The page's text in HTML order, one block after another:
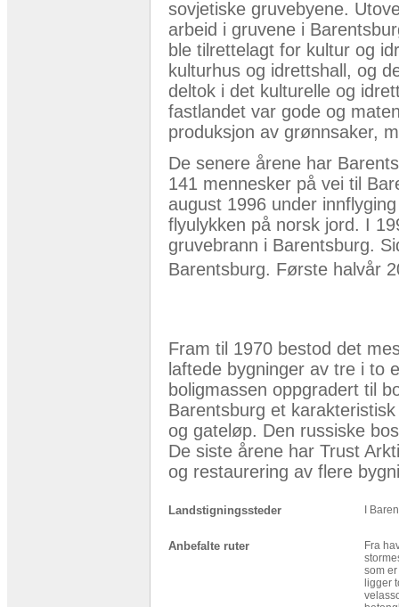
sovjetiske gruvebyene.
arbeid i gruvene i
ble tilrettelagt for kultur og
kulturhus og idrettshall, og
deltok i det kulturelle og
fastlandet var gode og
produksjon av grønnsaker,
De senere årene har
141 mennesker på vei til
august 1996 under
flyulykken på norsk jord. I
gruvebrann i Barentsburg.
Barentsburg. Første halvår
Fram til 1970 bestod det
laftede bygninger av tre i to
boligmassen oppgradert til
Barentsburg et
og gateløp. Den russiske
De siste årene har Trust
og restaurering av flere
Landstigningssteder I
Anbefalte ruter
Fra
som
ligger